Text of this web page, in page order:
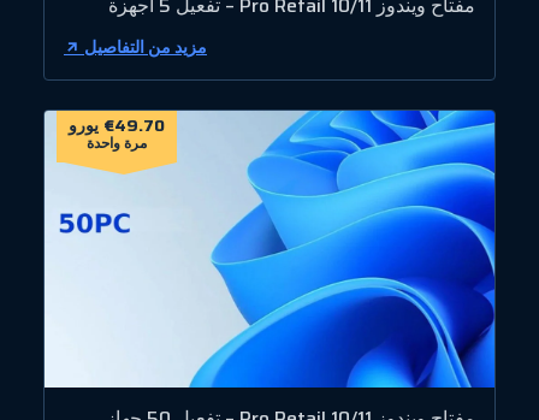
مزيد من التفاصيل
€49.70 يورو
مرة واحدة